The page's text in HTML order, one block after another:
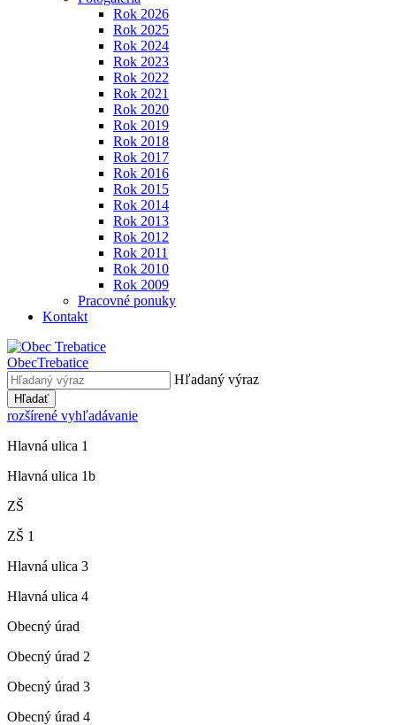
Rok 2026
Rok 2025
Rok 2024
Rok 2023
Rok 2022
Rok 2021
Rok 2020
Rok 2019
Rok 2018
Rok 2017
Rok 2016
Rok 2015
Rok 2014
Rok 2013
Rok 2012
Rok 2011
Rok 2010
Rok 2009
Pracovné ponuky
Kontakt
ObecTrebatice
Hľadaný výraz
Hľadať
rozšírené vyhľadávanie
Hlavná ulica 1
Hlavná ulica 1b
ZŠ
ZŠ 1
Hlavná ulica 3
Hlavná ulica 4
Obecný úrad
Obecný úrad 2
Obecný úrad 3
Obecný úrad 4